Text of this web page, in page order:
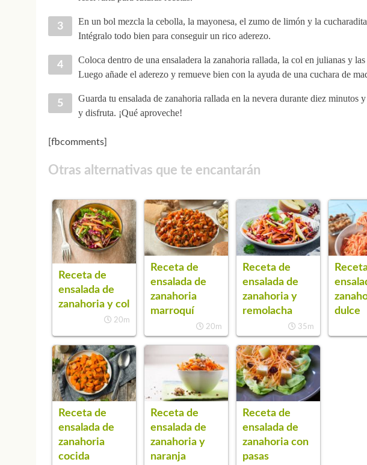
En un bol mezcla la cebolla, la mayonesa, el zumo de limón y la
Intégralo todo bien para conseguir un rico aderezo.
Coloca dentro de una ensaladera la zanahoria rallada, la col en julianas y las
Luego añade el aderezo y remueve bien con la ayuda de una cuchara de
Guarda tu ensalada de zanahoria rallada en la nevera durante diez minutos
y disfruta. ¡Qué aproveche!
[fbcomments]
Otras alternativas que te encantarán
Receta de
ensalada de
zanahoria y col
20m
Receta de
ensalada de
zanahoria
marroquí
20m
Receta de
ensalada de
zanahoria y
remolacha
35m
dulce
Receta de
ensalada de
zanahoria
cocida
Receta de
ensalada de
zanahoria y
naranja
Receta de
ensalada de
zanahoria con
pasas